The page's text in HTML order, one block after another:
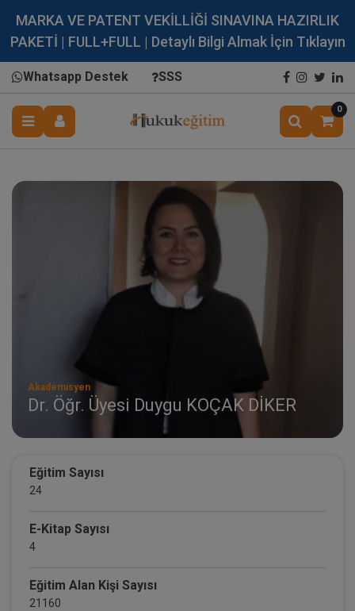
MARKA VE PATENT VEKİLLİĞİ SINAVINA HAZIRLIK
PAKETİ | FULL+FULL | Detaylı Bilgi Almak İçin Tıklayın
Whatsapp Destek SSS
0
Akademisyen
Dr. Öğr. Üyesi Duygu KOÇAK DİKER
Eğitim Sayısı
24
E-Kitap Sayısı
4
Eğitim Alan Kişi Sayısı
21160